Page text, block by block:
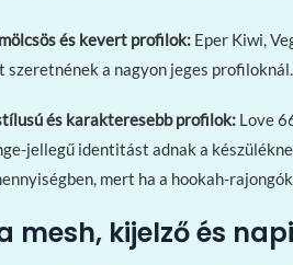
és kevert profilok: Eper Kiwi,
szeretnének a nagyon jeges
és karakteresebb profilok: Love
jellegű identitást adnak a
mert ha a hookah-
mesh, kijelző és